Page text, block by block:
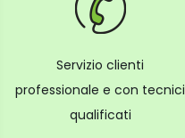
Servizio clienti
professionale e con tecnici
qualificati